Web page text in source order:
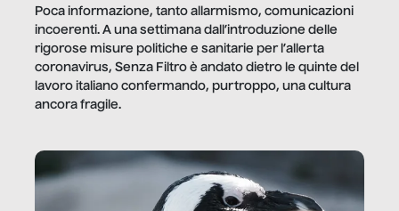
Poca informazione, tanto allarmismo, comunicazioni
incoerenti. A una settimana dall’introduzione delle
rigorose misure politiche e sanitarie per l’allerta
coronavirus, Senza Filtro è andato dietro le quinte del
lavoro italiano confermando, purtroppo, una cultura
ancora fragile.